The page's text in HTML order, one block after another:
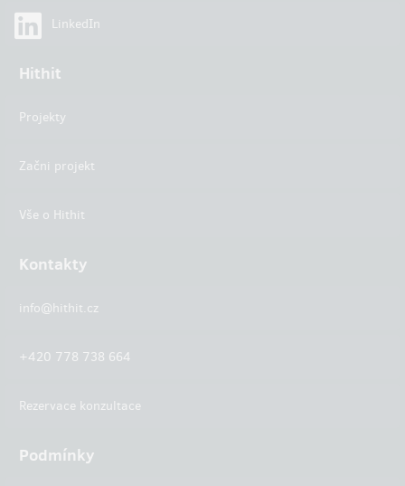
LinkedIn
Hithit
Projekty
Začni projekt
Vše o Hithit
Kontakty
info@hithit.cz
+420 778 738 664
Rezervace konzultace
Podmínky